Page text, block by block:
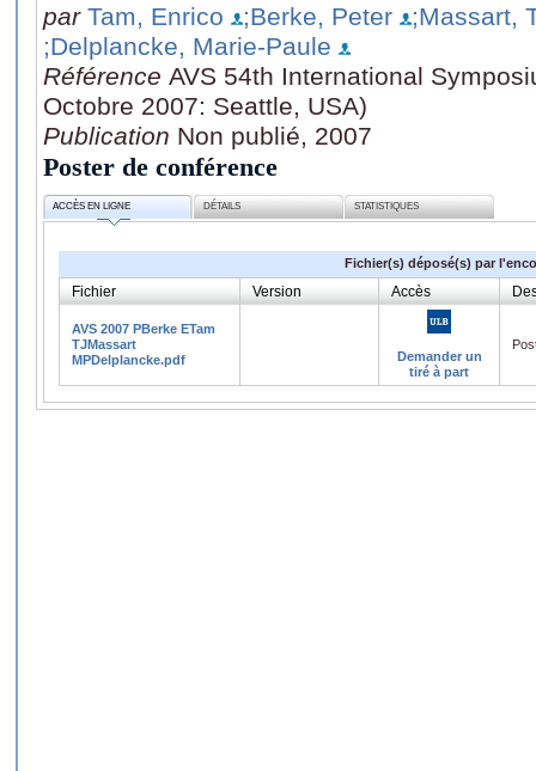
par Tam, Enrico ;Berke, Peter
;Massart,
;Delplancke, Marie-Paule
Référence AVS 54th International
Octobre 2007: Seattle, USA)
Publication Non publié, 2007
Poster de conférence
ACCÈS EN LIGNE DÉTAILS STATISTIQUES
Fichier(s) déposé(s) par
Fichier Version Accès
AVS 2007 PBerke ETam
TJMassart
MPDelplancke.pdf
Demander un
tiré à part